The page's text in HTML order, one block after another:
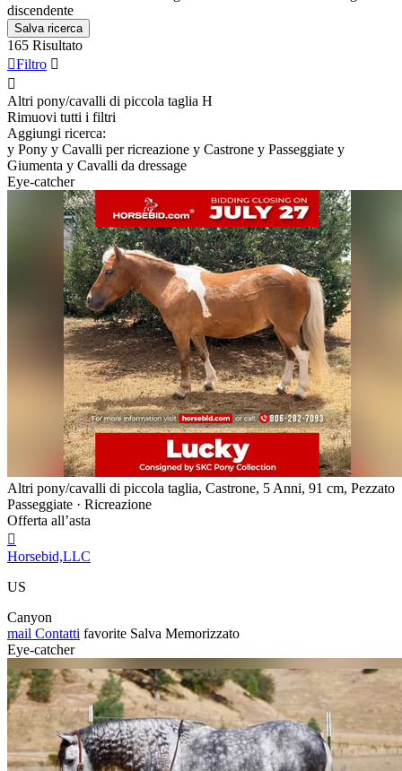
discendente
Salva ricerca
165 Risultato
Filtro 

Altri pony/cavalli di piccola taglia H
Rimuovi tutti i filtri
Aggiungi ricerca:
y Pony y Cavalli per ricreazione y Castrone y Passeggiate y
Giumenta y Cavalli da dressage
Eye-catcher
Altri pony/cavalli di piccola taglia, Castrone, 5 Anni, 91 cm, Pezzato
Passeggiate · Ricreazione
Offerta all’asta

Horsebid,LLC
US
Canyon
mail Contatti favorite Salva Memorizzato
Eye-catcher